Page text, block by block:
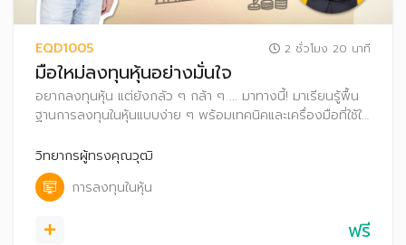
EQD1005 2 ชั่วโมง 20 นาที
มือใหม่ลงทุนหุ้นอย่างมั่นใจ
อยากลงทุนหุ้น แต่ยังกลัว ๆ กล้า ๆ ... มาทางนี้! มาเรียนรู้พื้น
ฐานการลงทุนในหุ้นแบบง่าย ๆ พร้อมเทคนิคและเครื่องมือที่ใช้ใน
ขายหุ้น เพื่อเริ่มต้นลงทุนได้อย่างมั่นใจ สร้างพอร์ตที่เติบโตได้
ในระยะยาว
วิทยากรผู้ทรงคุณวุฒิ
การลงทุนในหุ้น
ฟรี